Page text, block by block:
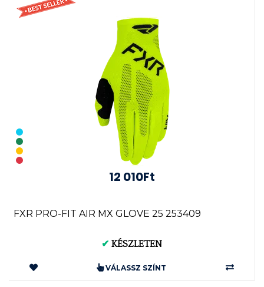
12 010Ft
FXR PRO-FIT AIR MX GLOVE 25 253409
✔ KÉSZLETEN
VÁLASSZ SZÍNT